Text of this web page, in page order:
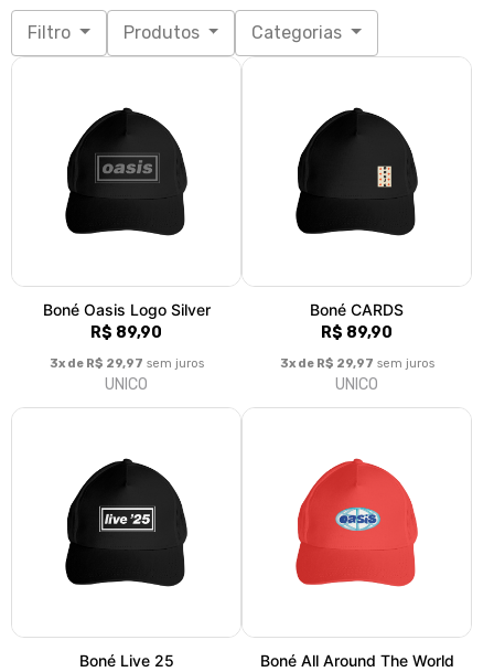
Filtro Produtos Categorias
Boné Oasis Logo Silver
R$ 89,90
3x de R$ 29,97 sem juros
UNICO
Boné CARDS
R$ 89,90
3x de R$ 29,97 sem juros
UNICO
Boné Live 25
Boné All Around The World